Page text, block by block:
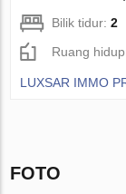
Bilik tidur:2
Ruang
LUXSAR IMMO
FOTO